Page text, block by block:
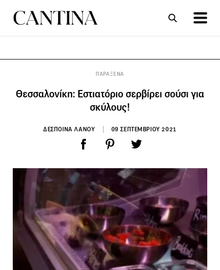
ΠΑΡΑΞΕΝΑ
Θεσσαλονίκη: Εστιατόριο σερβίρει σούσι για
σκύλους!
ΔΕΣΠΟΙΝΑ ΛΑΝΟΥ 09 ΣΕΠΤΕΜΒΡΙΟΥ 2021